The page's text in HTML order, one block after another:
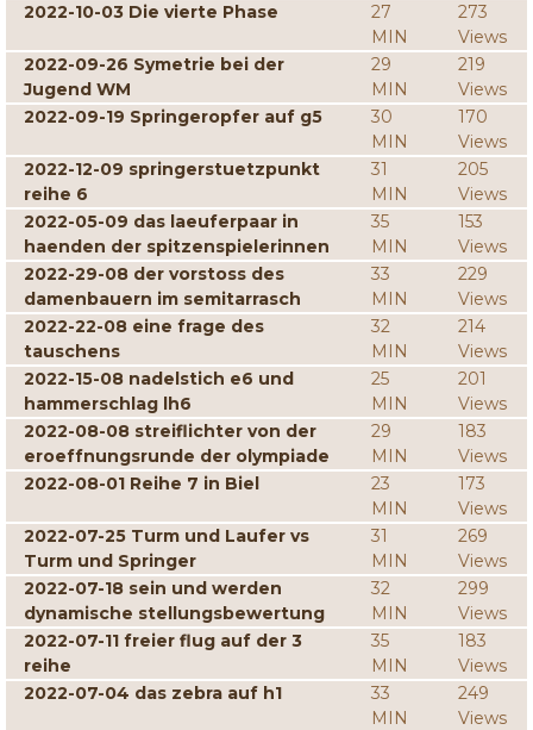
2022-10-03 Die vierte Phase
27
MIN
273
Views
2022-09-26 Symetrie bei der
Jugend WM
29
MIN
219
Views
2022-09-19 Springeropfer auf g5
30
MIN
170
Views
2022-12-09 springerstuetzpunkt
reihe 6
31
MIN
205
Views
2022-05-09 das laeuferpaar in
haenden der spitzenspielerinnen
35
MIN
153
Views
2022-29-08 der vorstoss des
damenbauern im semitarrasch
33
MIN
229
Views
2022-22-08 eine frage des
tauschens
32
MIN
214
Views
2022-15-08 nadelstich e6 und
hammerschlag lh6
25
MIN
201
Views
2022-08-08 streiflichter von der
eroeffnungsrunde der olympiade
29
MIN
183
Views
2022-08-01 Reihe 7 in Biel
23
MIN
173
Views
2022-07-25 Turm und Laufer vs
Turm und Springer
31
MIN
269
Views
2022-07-18 sein und werden
dynamische stellungsbewertung
32
MIN
299
Views
2022-07-11 freier flug auf der 3
reihe
35
MIN
183
Views
2022-07-04 das zebra auf h1
33
MIN
249
Views